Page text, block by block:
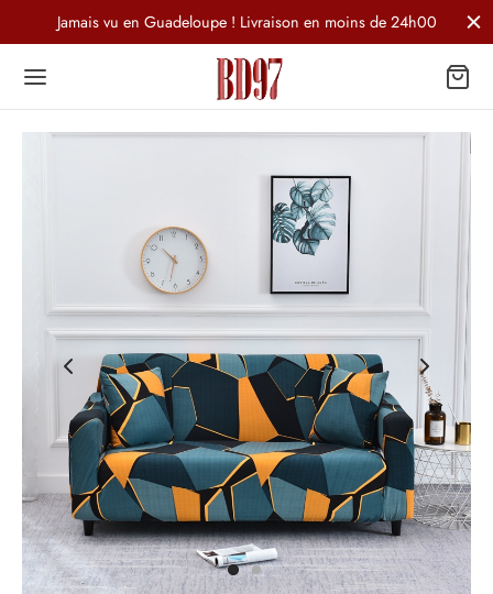
Jamais vu en Guadeloupe ! Livraison en moins de 24h00